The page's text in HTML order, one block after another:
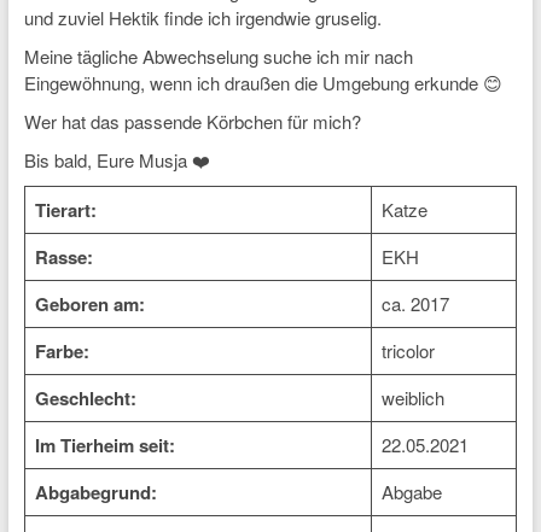
und zuviel Hektik finde ich irgendwie gruselig.
Meine tägliche Abwechselung suche ich mir nach
Eingewöhnung, wenn ich draußen die Umgebung erkunde 😊
Wer hat das passende Körbchen für mich?
Bis bald, Eure Musja ❤️
Tierart: Katze
Rasse: EKH
Geboren am: ca. 2017
Farbe: tricolor
Geschlecht: weiblich
Im Tierheim seit: 22.05.2021
Abgabegrund: Abgabe